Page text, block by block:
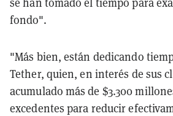
fondo".
"Más bien, están dedicando
Tether, quien, en interés de sus
acumulado más de $3.300
excedentes para reducir